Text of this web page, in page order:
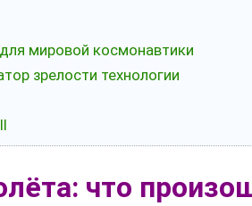
мировой космонавтики
зрелости технологии
что